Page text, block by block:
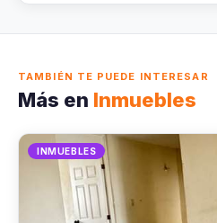
TAMBIÉN TE PUEDE INTERESAR
Más en Inmuebles
INMUEBLES